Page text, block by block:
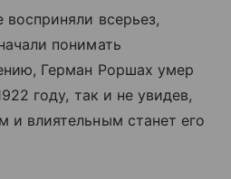
восприняли всерьез,
понимать
Герман Роршах умер
году, так и не увидев,
и влиятельным станет его